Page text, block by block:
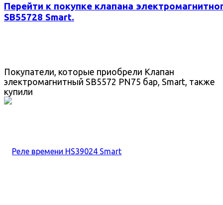
Перейти к покупке клапана
SB55728 Smart.
Покупатели, которые приобрели Клапан
электромагнитный SB5572 PN75 бар, Smart, также
купили